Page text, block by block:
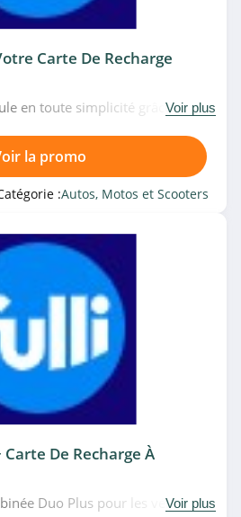
Carte De Recharge
en toute simplicité grâce àVoir plus
la promo
:Autos, Motos et Scooters
De Recharge À
Duo Plus pour les véhicules
Voir plus